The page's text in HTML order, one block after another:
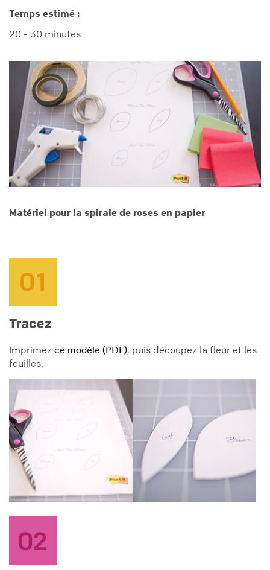
Temps estimé :
20 - 30 minutes
Matériel pour la spirale de roses en papier
Tracez
Imprimez ce modèle (PDF), puis découpez la fleur et les
feuilles.